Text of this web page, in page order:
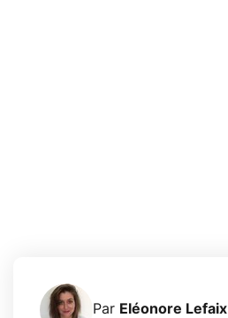
Par Eléonore Lefaix